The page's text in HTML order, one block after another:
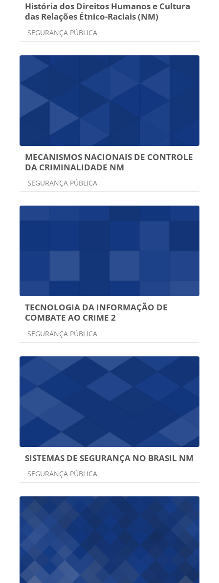
História dos Direitos Humanos e Cultura
das Relações Étnico-Raciais (NM)
Categoria do curso
SEGURANÇA PÚBLICA
MECANISMOS NACIONAIS DE CONTROLE
DA CRIMINALIDADE NM
Categoria do curso
SEGURANÇA PÚBLICA
TECNOLOGIA DA INFORMAÇÃO DE
COMBATE AO CRIME 2
Categoria do curso
SEGURANÇA PÚBLICA
SISTEMAS DE SEGURANÇA NO BRASIL NM
Categoria do curso
SEGURANÇA PÚBLICA